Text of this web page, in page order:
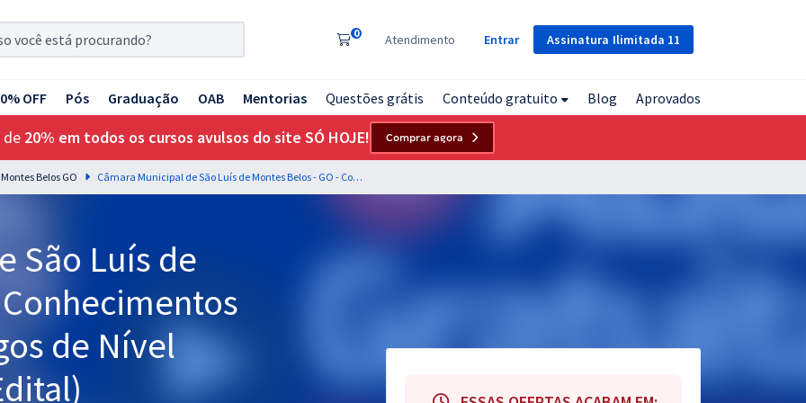
Assinatura Ilimitada 11
0 Atendimento Entrar
OFF Pós Graduação OAB Mentorias Questões grátis Conteúdo gratuito Blog Aprovados
de 20% em todos os cursos avulsos do site SÓ HOJE! Comprar agora
Belos GO Câmara Municipal de São Luís de Montes Belos - GO - Conhecimentos Básicos para os Cargos de Nível Fundamental (Pós-Edital)
São Luís de
de Nível